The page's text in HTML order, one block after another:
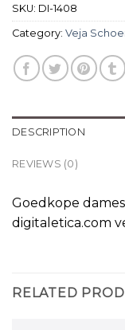
SKU: DI-1408
Category: Veja
DESCRIPTION
REVIEWS (0)
Goedkope
digitaletica.com
RELATED